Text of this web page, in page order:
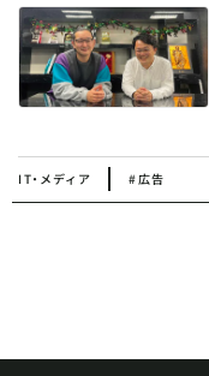
IT・メディア #広告